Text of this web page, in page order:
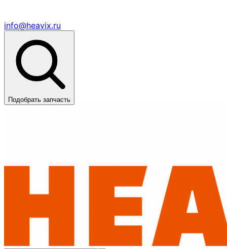
info@heavix.ru
Подобрать запчасть